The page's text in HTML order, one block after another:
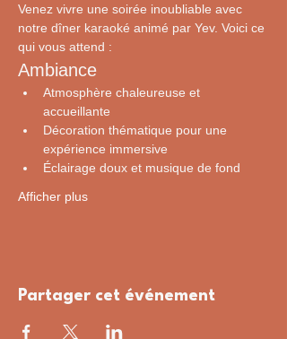
Venez vivre une soirée inoubliable avec
notre dîner karaoké animé par Yev. Voici ce
qui vous attend :
Ambiance
Atmosphère chaleureuse et
accueillante
Décoration thématique pour une
expérience immersive
Éclairage doux et musique de fond
Afficher plus
Partager cet événement